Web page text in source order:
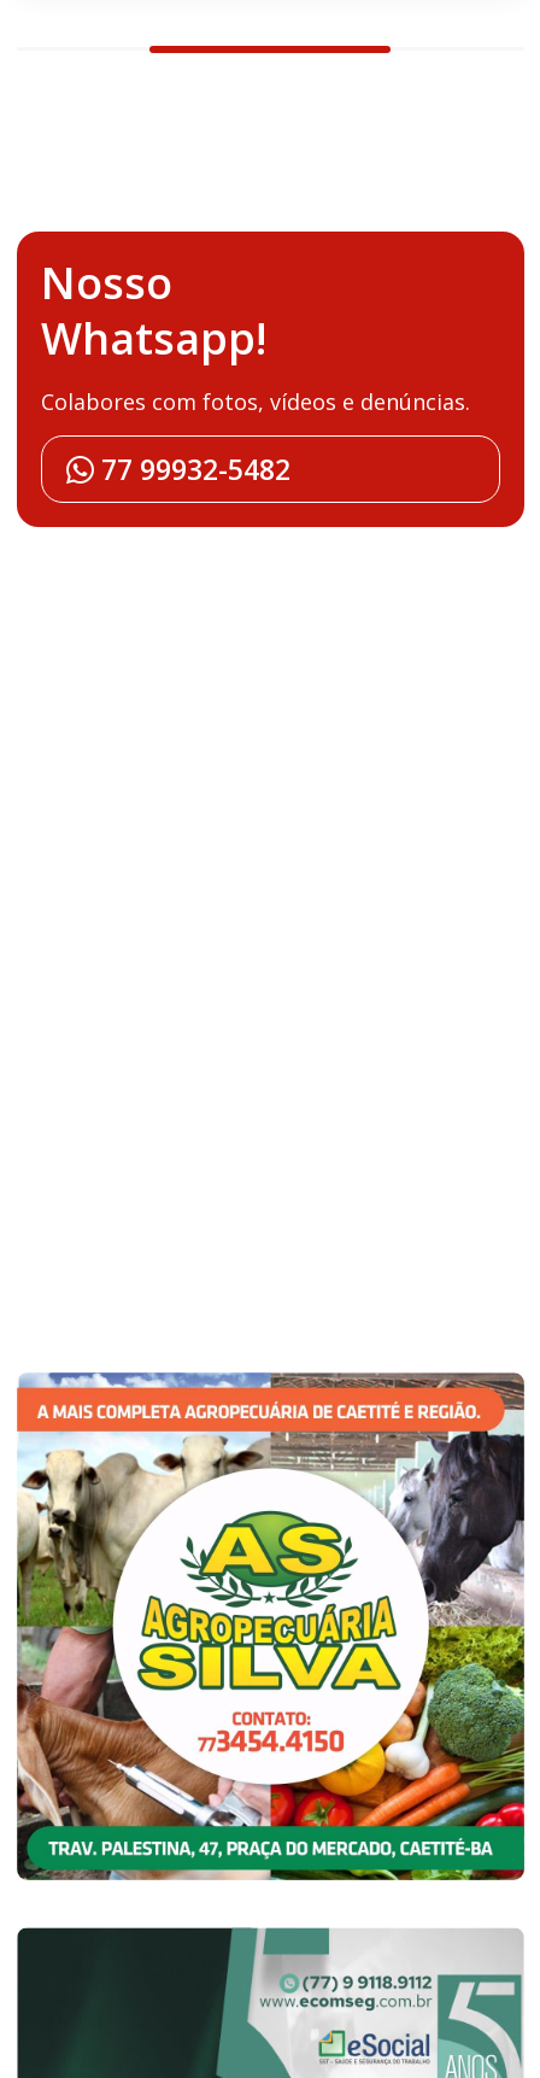
Nosso
Whatsapp!
Colabores com fotos, vídeos e denúncias.
77 99932-5482